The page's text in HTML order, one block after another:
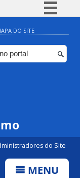
BR
Participe
DO SITE
do Site
MENU